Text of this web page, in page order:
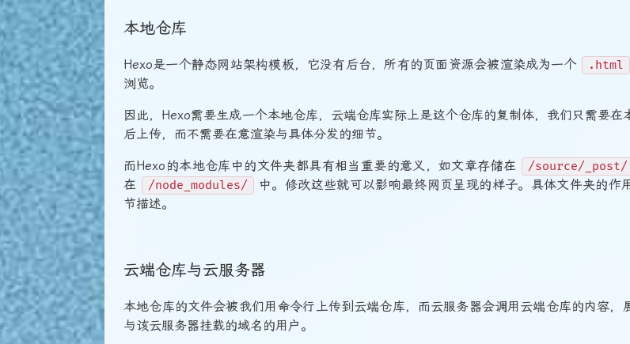
本地仓库
Hexo是一个静态网站架构模板，它没有后台，所有的页面资源会被渲染成为一个 .html
浏览。
因此，Hexo需要生成一个本地仓库，云端仓库实际上是这个仓库的复制体，我们只需要在
后上传，而不需要在意渲染与具体分发的细节。
而Hexo的本地仓库中的文件夹都具有相当重要的意义，如文章存储在 /source/_post/
在
/node_modules/
中。修改这些就可以影响最终网页呈现的样子。具体文件夹的作
节描述。
云端仓库与云服务器
本地仓库的文件会被我们用命令行上传到云端仓库，而云服务器会调用云端仓库的内容，
与该云服务器挂载的域名的用户。